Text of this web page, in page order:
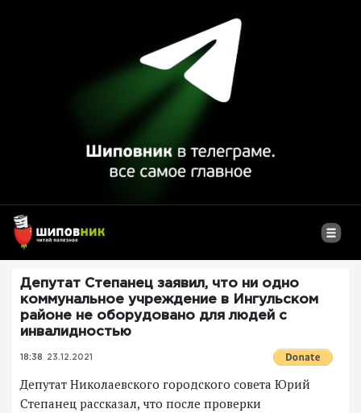
Депутат Степанец заявил, что ни одно
коммунальное учреждение в Ингульском
районе не оборудовано для людей с
инвалидностью
18:38 23.12.2021
Депутат Николаевского городского совета Юрий
Степанец рассказал, что после проверки